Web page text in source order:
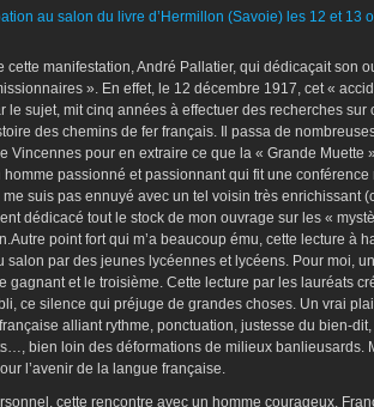
cette manifestation, André Pallatier, qui dédicaçait son
». En effet, le 12 décembre 1917, cet «
le sujet, mit cinq années à effectuer des recherches
des chemins de fer français. Il passa de
Vincennes pour en extraire ce que la « Grande Muette
passionné et passionnant qui fit une
suis pas ennuyé avec un tel voisin très enrichissant
dédicacé tout le stock de mon ouvrage sur les «
point fort qui m’a beaucoup ému, cette lecture à
salon par des jeunes lycéennes et lycéens. Pour moi,
gagnant et le troisième. Cette lecture par les lauréats
ce silence qui préjuge de grandes choses. Un vrai
alliant rythme, ponctuation, justesse du bien-
bien loin des déformations de milieux banlieusards.
l’avenir de la langue française.
cette rencontre avec un homme courageux,